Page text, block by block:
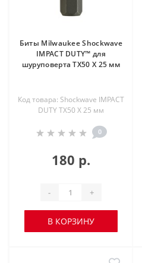
Биты Milwaukee Shockwave
IMPACT DUTY™ для
шуруповерта TX50 Х 25 мм
Код товара: Shockwave IMPACT
DUTY TX50 Х 25 мм
0
180 р.
- +
В КОРЗИНУ